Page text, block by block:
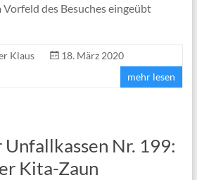
des Besuches eingeübt
Klaus
18. März 2020
mehr lesen
Nr. 199:
Kita-Zaun